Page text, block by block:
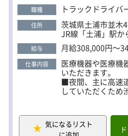
い！ ・夜間・高速道路を使用し
などに巻き込まれにくい！ ・土
2回支給 ・フォークリフトなど
実
職種 トラックドライバ
住所 茨城県土浦市並木
JR線「土浦」駅か
給与 月給308,000円～
仕事内容 医療機器や医療機
いただきます。
■夜間、主に高速
していただくため
を用いて作業して
への負担が少な目
気になるリスト